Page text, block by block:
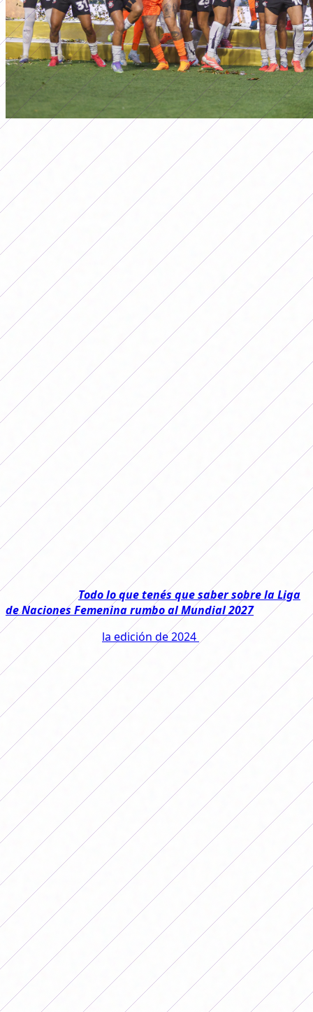
primera a
PREMIOS CONMEBOL
LIBERTADORES FEMENINA 2025:
CUÁNTO SE LLEVÓ CADA EQUIPO
Por Redacción FutFemGol 20 de octubre de 2025
Te contamos todo sobre los premios
económicos que recibieron los tres
mejores equipos de la Conmebol
Libertadores 2025.
Te contamos todo sobre los premios
económicos que recibieron los tres
mejores equipos de la Conmebol
Libertadores 2025.
Finalizó una nueva edición de la
Conmebol
Libertadores
, esta vez en Argentina y nuevamente con
Corinthianslevantando el título máximo, y en
FutFemGol
te contamos cuáles fueron los premios económicos que
repartió la organización y cuánto se llevaron los clubes
participantes.
Leé también:Todo lo que tenés que saber sobre la Liga
de Naciones Femenina rumbo al Mundial 2027
Desde 2019 hasta la edición de 2024 el premio para las
campeonas aumentó un 1.181%: en la edición disputada
en Buenos Aires se repartieron 3.650.000 dólares entre
los equipos que participaban.
De ese monto, el campeón se llevó dos millones de
dólares. Por su parte Deportivo Cali, subcampeón,
recibió 600 mil dólares y Ferroviaria, el tercero, se quedó
con 250.000 dólares.